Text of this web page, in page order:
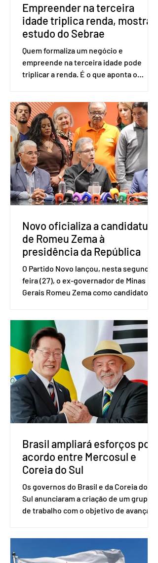
Empreender na terceira
idade triplica renda, mostra
estudo do Sebrae
Quem formaliza um negócio e
empreende na terceira idade pode
triplicar a renda. É o que aponta o
Amostra de Domicílio (PNAD Contínua),
do Serviço Brasileiro de Apoio às Micro
e Pequenas Empresas (Sebrae),
realizado a partir de dados do Instituto
Brasileiro de Geografia e Estatística
(IBGE). O estudo do Sebrae mostra que,
no quarto trimestre de 2025, os
empreendedores 60+ formalizados
atingiram o maior rendime
Novo oficializa a candidatura
de Romeu Zema à
presidência da República
O Partido Novo lançou, nesta segunda-
feira (27), o ex-governador de Minas
Gerais Romeu Zema como candidato à
Brasília. O Novo ainda não definiu quem
vai compor a chapa como candidato a
vice-presidente. A convenção contou
com a presença do presidente nacional
do partido, Eduardo Ribeiro, e do
senador Eduardo Girão, filiado ao Novo
desde fevereiro de 2023. Formado em
administração de empresas pela
Fundaç
Brasil ampliará esforços por
acordo entre Mercosul e
Coreia do Sul
Os governos do Brasil e da Coreia do
Sul anunciaram a criação de um grupo
de trabalho com o objetivo de avançar
Uruguai, além de outros países